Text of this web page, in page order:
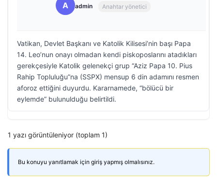
A admin Anahtar yönetici
Vatikan, Devlet Başkanı ve Katolik Kilisesi’nin başı Papa
14. Leo’nun onayı olmadan kendi piskoposlarını atadıkları
gerekçesiyle Katolik gelenekçi grup “Aziz Papa 10. Pius
Rahip Topluluğu”na (SSPX) mensup 6 din adamını resmen
aforoz ettiğini duyurdu. Kararnamede, “bölücü bir
eylemde” bulunulduğu belirtildi.
1 yazı görüntüleniyor (toplam 1)
Bu konuyu yanıtlamak için giriş yapmış olmalısınız.